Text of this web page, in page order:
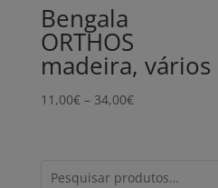
Bengala
ORTHOS
madeira,
11,00€ – 34,00€Price
34,00€